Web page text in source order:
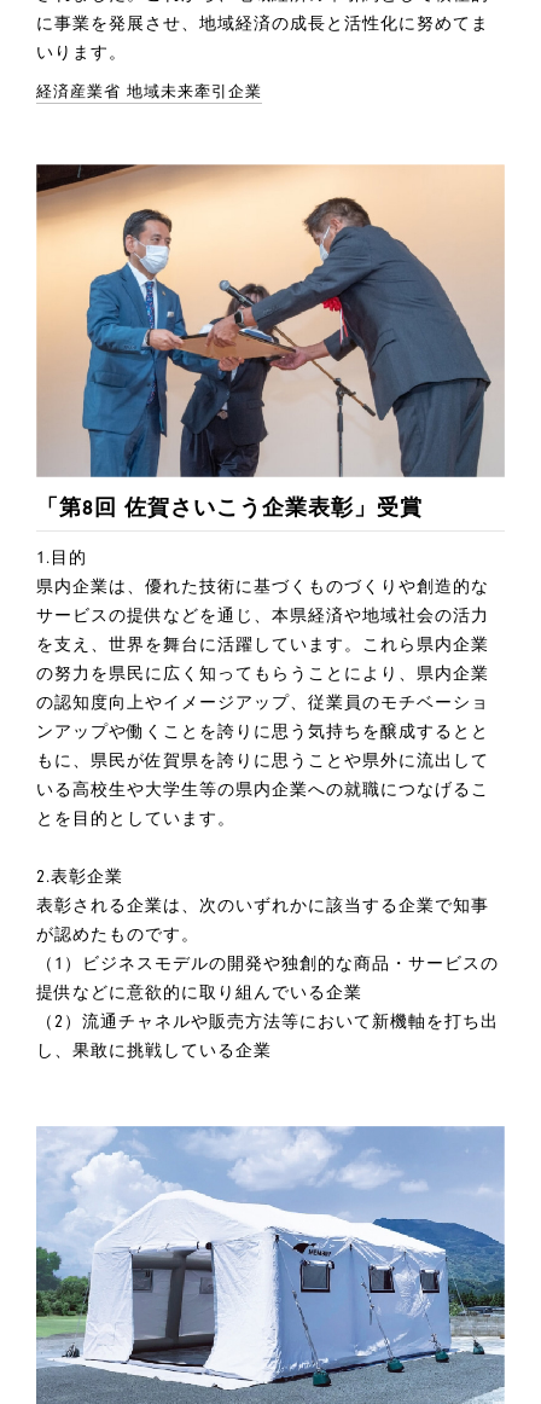
に事業を発展させ、地域経済の成長と活性化に努めてま
いります。
経済産業省 地域未来牽引企業
「第8回 佐賀さいこう企業表彰」受賞
1.目的
県内企業は、優れた技術に基づくものづくりや創造的な
サービスの提供などを通じ、本県経済や地域社会の活力
を支え、世界を舞台に活躍しています。これら県内企業
の努力を県民に広く知ってもらうことにより、県内企業
の認知度向上やイメージアップ、従業員のモチベーショ
ンアップや働くことを誇りに思う気持ちを醸成するとと
もに、県民が佐賀県を誇りに思うことや県外に流出して
いる高校生や大学生等の県内企業への就職につなげるこ
とを目的としています。
2.表彰企業
表彰される企業は、次のいずれかに該当する企業で知事
が認めたものです。
（1）ビジネスモデルの開発や独創的な商品・サービスの
提供などに意欲的に取り組んでいる企業
（2）流通チャネルや販売方法等において新機軸を打ち出
し、果敢に挑戦している企業